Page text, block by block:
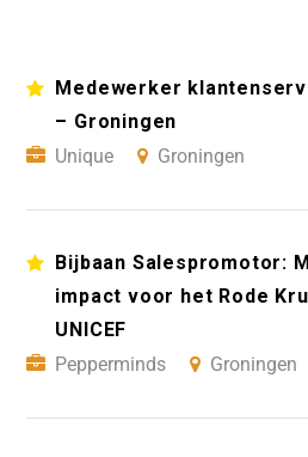
Medewerker
– Groningen
Unique
Groningen
Bijbaan Salespromotor:
impact voor het Rode
UNICEF
Pepperminds
Groningen